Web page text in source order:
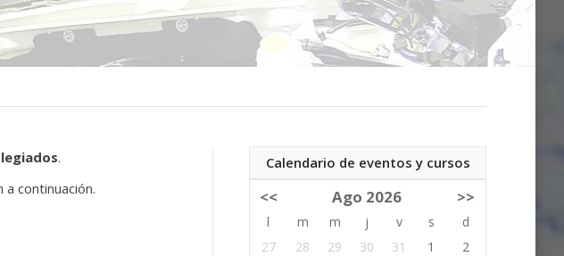
.
continuación.
Calendario de eventos y cursos
<< Ago 2026 >>
l m m j v s
d
27
28 29 30 31 1
2